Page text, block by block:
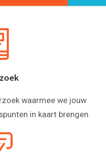
waarmee we jouw
in kaart brengen.